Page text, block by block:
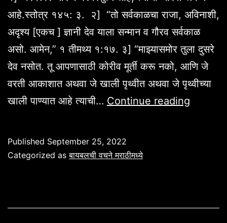
आहे.स्तोत्र १४५: ३. २] “तो सर्वकाळचा राजा, अविनाशी,
अदृश्य [एकच ] ज्ञानी देव याला सन्मान व गौरव सर्वकाळ
असो. आमेन,” १ तीमथ्य १:१७. ३] “माझ्यासमोर तुला दुसरे
देव नसोत. तू आपणासाठी कोरीव मूर्ती करू नको, आणि जे
वरती आकाशात अथवा जे खाली पृथ्वीत अथवा जे पृथ्वीच्या
खाली पाण्यात आहे त्याची… Continue reading
Published September 25, 2022
Categorized asबायबलची वचने मराठीमध्ये